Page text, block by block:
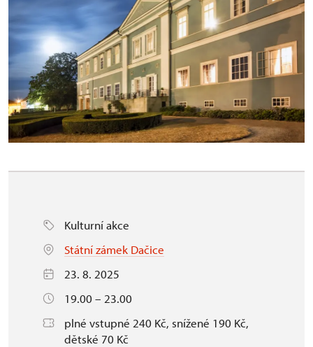
Kulturní akce
Státní zámek Dačice
23. 8. 2025
19.00 – 23.00
plné vstupné 240 Kč, snížené 190 Kč,
dětské 70 Kč